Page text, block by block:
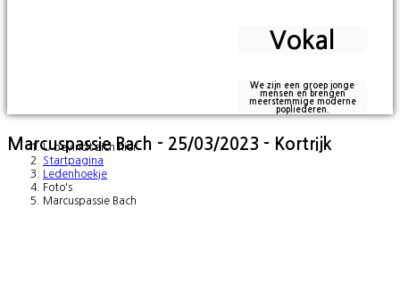
Vokal
We zijn een groep jonge
mensen en brengen
meerstemmige moderne
popliederen.
U bevindt zich hier:
Startpagina
Ledenhoekje
Foto's
Marcuspassie Bach
Marcuspassie Bach - 25/03/2023 - Kortrijk